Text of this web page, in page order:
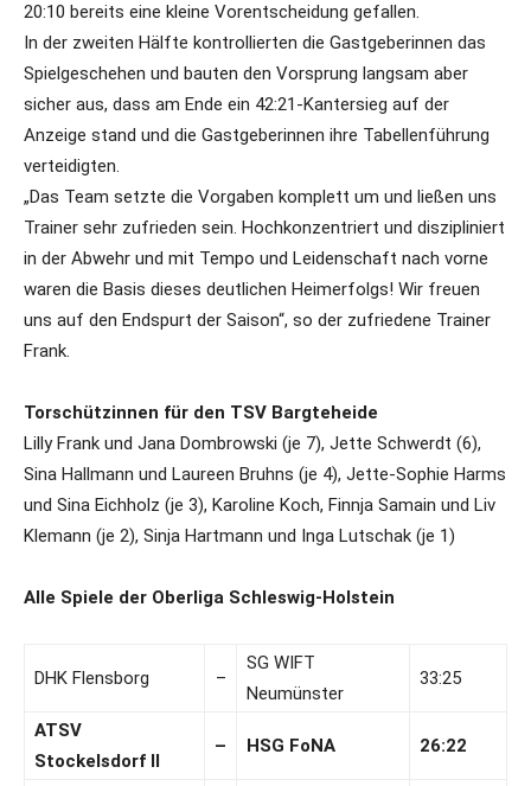
20:10 bereits eine kleine Vorentscheidung gefallen.
In der zweiten Hälfte kontrollierten die Gastgeberinnen das
Spielgeschehen und bauten den Vorsprung langsam aber
sicher aus, dass am Ende ein 42:21-Kantersieg auf der
Anzeige stand und die Gastgeberinnen ihre Tabellenführung
verteidigten.
„Das Team setzte die Vorgaben komplett um und ließen uns
Trainer sehr zufrieden sein. Hochkonzentriert und diszipliniert
in der Abwehr und mit Tempo und Leidenschaft nach vorne
waren die Basis dieses deutlichen Heimerfolgs! Wir freuen
uns auf den Endspurt der Saison“, so der zufriedene Trainer
Frank.
Torschützinnen für den TSV Bargteheide
Lilly Frank und Jana Dombrowski (je 7), Jette Schwerdt (6),
Sina Hallmann und Laureen Bruhns (je 4), Jette-Sophie Harms
und Sina Eichholz (je 3), Karoline Koch, Finnja Samain und Liv
Klemann (je 2), Sinja Hartmann und Inga Lutschak (je 1)
Alle Spiele der Oberliga Schleswig-Holstein
DHK Flensborg –
SG WIFT
Neumünster
33:25
ATSV
Stockelsdorf II
– HSG FoNA 26:22